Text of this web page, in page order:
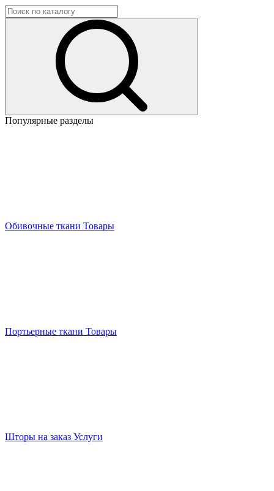
Популярные разделы
Обивочные ткани Товары
Портьерные ткани Товары
Шторы на заказ Услуги